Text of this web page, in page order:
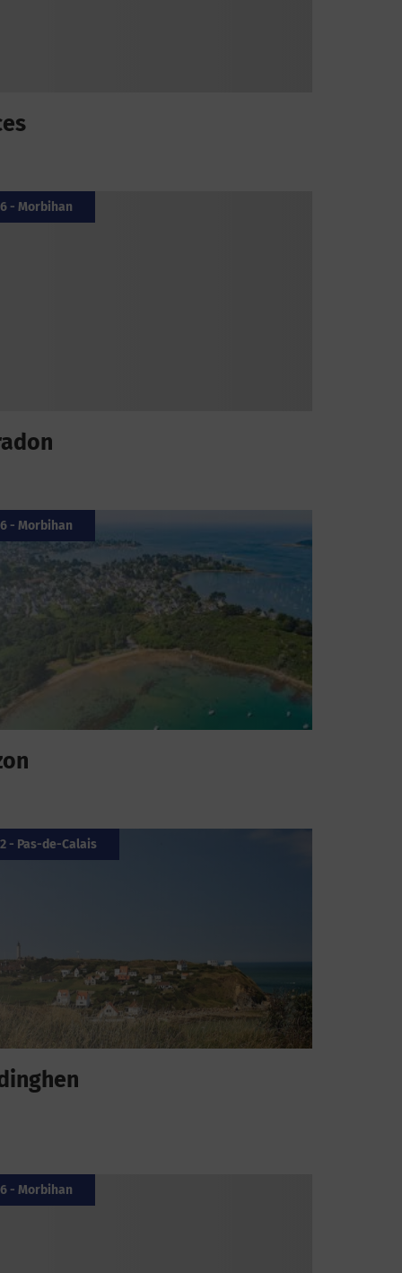
- Morbihan
- Morbihan
- Pas-de-Calais
- Morbihan